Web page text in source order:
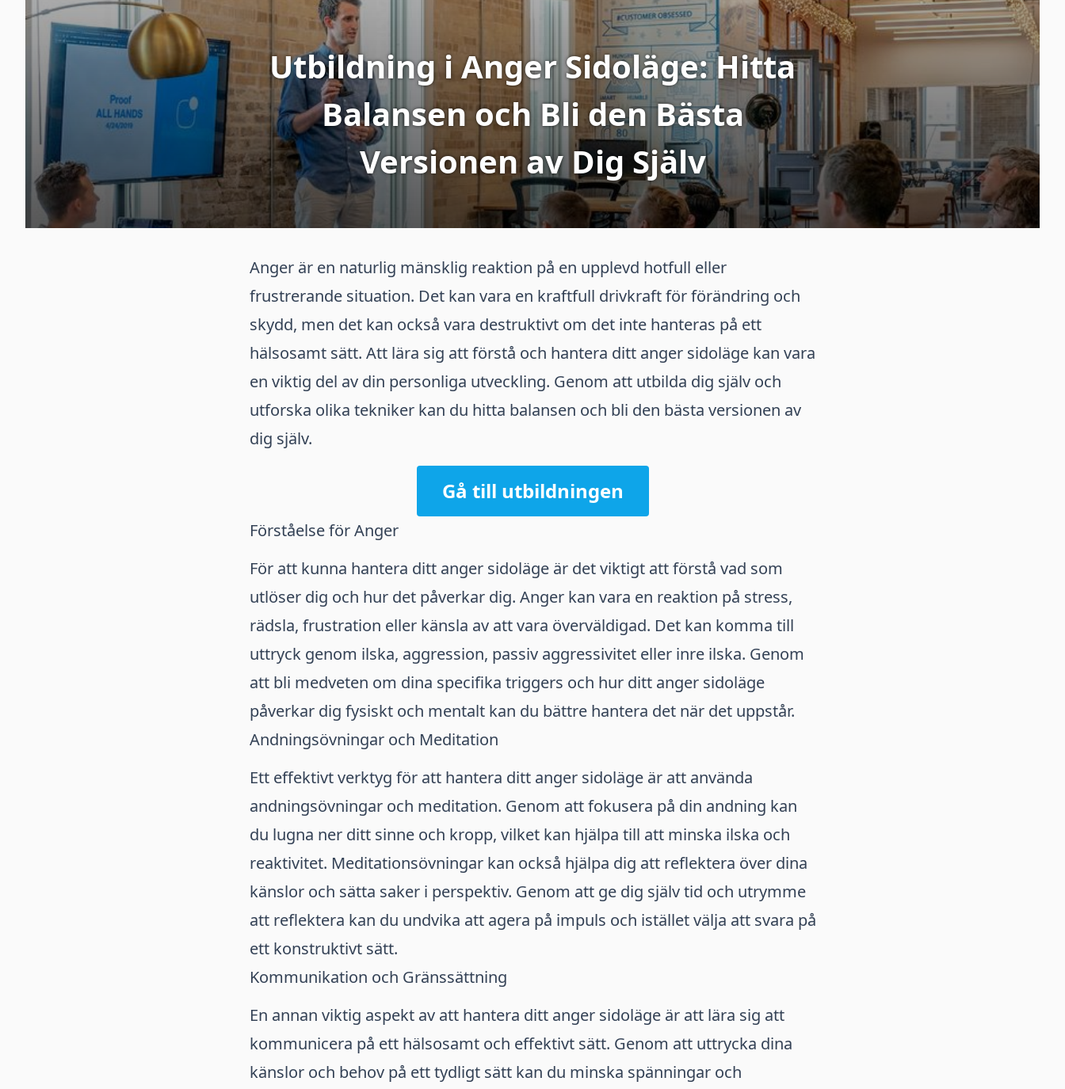
Utbildning i Anger Sidoläge: Hitta
Balansen och Bli den Bästa
Versionen av Dig Själv
Anger är en naturlig mänsklig reaktion på en upplevd hotfull eller
frustrerande situation. Det kan vara en kraftfull drivkraft för förändring och
skydd, men det kan också vara destruktivt om det inte hanteras på ett
hälsosamt sätt. Att lära sig att förstå och hantera ditt anger sidoläge kan vara
en viktig del av din personliga utveckling. Genom att utbilda dig själv och
utforska olika tekniker kan du hitta balansen och bli den bästa versionen av
dig själv.
Gå till utbildningen
Förståelse för Anger
För att kunna hantera ditt anger sidoläge är det viktigt att förstå vad som
utlöser dig och hur det påverkar dig. Anger kan vara en reaktion på stress,
rädsla, frustration eller känsla av att vara överväldigad. Det kan komma till
uttryck genom ilska, aggression, passiv aggressivitet eller inre ilska. Genom
att bli medveten om dina specifika triggers och hur ditt anger sidoläge
påverkar dig fysiskt och mentalt kan du bättre hantera det när det uppstår.
Andningsövningar och Meditation
Ett effektivt verktyg för att hantera ditt anger sidoläge är att använda
andningsövningar och meditation. Genom att fokusera på din andning kan
du lugna ner ditt sinne och kropp, vilket kan hjälpa till att minska ilska och
reaktivitet. Meditationsövningar kan också hjälpa dig att reflektera över dina
känslor och sätta saker i perspektiv. Genom att ge dig själv tid och utrymme
att reflektera kan du undvika att agera på impuls och istället välja att svara på
ett konstruktivt sätt.
Kommunikation och Gränssättning
En annan viktig aspekt av att hantera ditt anger sidoläge är att lära sig att
kommunicera på ett hälsosamt och effektivt sätt. Genom att uttrycka dina
känslor och behov på ett tydligt sätt kan du minska spänningar och